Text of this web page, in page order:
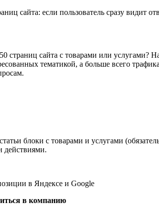
сайта: если пользователь сразу видит
страниц сайта с товарами или
тематикой, а больше всего
блоки с товарами и услугами
действиями.
в компанию